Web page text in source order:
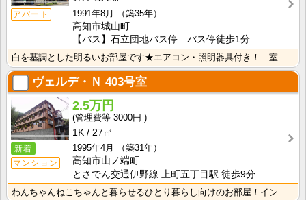
アパート
1991年8月
（築35年）
高知市城山町
【バス】石立団地バス停 バス停徒歩1分
白を基調とした明るいお部屋です★エアコン・照明器具付き！ 室内洗濯機置場 端部屋
ヴェルデ・Ｎ 403号室
新着
マンション
2.5万円
3000円
1K
27㎡
1995年4月
（築31年）
高知市山ノ端町
とさでん交通伊野線 上町五丁目駅 徒歩9分